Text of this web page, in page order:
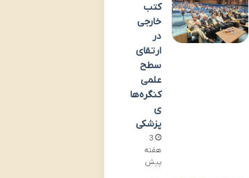
کتب
خارجی
در
ارتقای
سطح
علمی
کنگره‌ها
ی
پزشکی
3
هفته
پیش